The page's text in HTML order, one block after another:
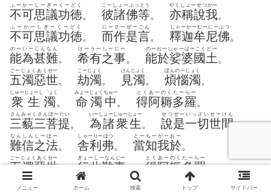
不可思議功徳
ふーかーしーぎーくーどく
。 彼諸佛等
こーしょーぶっとう
。 亦稱說我
やくしょーせつがー
。
不可思議功徳
ふーかーしぎーくーどく
。 而作是言
にーさーぜーごん
。 釋迦牟尼佛
しゃーかーむーにーぶつ
。
能為甚難
のーいーじんなん
。 希有之事
けーうーしーじー
。 能於娑婆國土
のーおーしゃーばーこくどー
。
五濁惡世
ごーじょくあくせー
。 劫濁
こーじょく
。 見濁
けんじょく
。 煩惱濁
ぼんのーじょく
。
衆生濁
しゅーじょーし゜ょく
。 命濁中
みょーじょくちゅー
。 得阿耨多羅
とくあーのくたーらー
。
三藐三菩提
さんみゃくさんぼーだい
。 為諸衆生
いーしょーしゅーじょー
。 說是一切世間
せつぜーいっさいせーけん
。
難信之法
なんしんしーほー
。 舎利弗
しゃーりーほつ
。 當知我於
とーちーがーおー
。
五濁惡世
ごーじょくあくせー
。行此難事
ぎょーしーなんじー
。得阿耨多羅
とくあーのくたーらー
。
三藐三菩提
さんみゃくさんぼーだい
。 為一切世間
いーいっさいせーけん
說此難信之法
せっしーなんしんしーほー
。
メニュー ホーム 検索 トップ サイドバー